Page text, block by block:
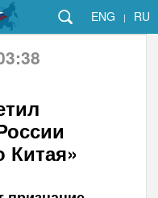
ENG | RU
Китая»